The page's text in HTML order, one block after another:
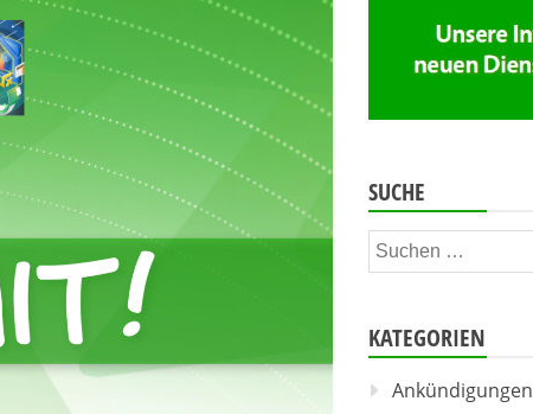
SUCHE
Suchen
nach:
KATEGORIEN
Ankündigungen